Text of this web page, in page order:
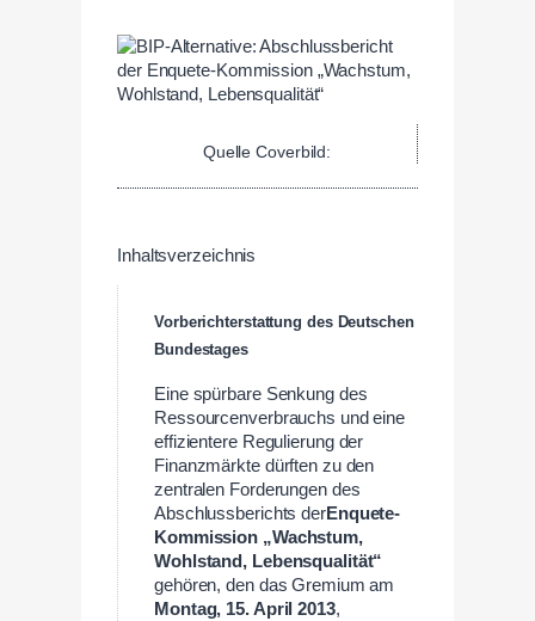
Quelle Coverbild:
Inhaltsverzeichnis
Vorberichterstattung des Deutschen
Bundestages
Eine spürbare Senkung des
Ressourcenverbrauchs und eine
effizientere Regulierung der
Finanzmärkte dürften zu den
zentralen Forderungen des
Abschlussberichts derEnquete-
Kommission „Wachstum,
Wohlstand, Lebensqualität“
gehören, den das Gremium am
Montag, 15. April 2013,